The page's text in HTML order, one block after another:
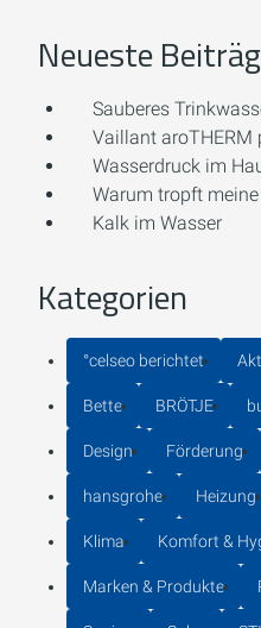
Neueste
Sauberes
Vaillant aroTHERM
Wasserdruck im
Warum tropft
Kalk im Wasser
Kategorien
°celseo berichtet
Bette BRÖTJE
Design Förderung
hansgrohe Heizung
Klima Komfort &
Marken & Produkte